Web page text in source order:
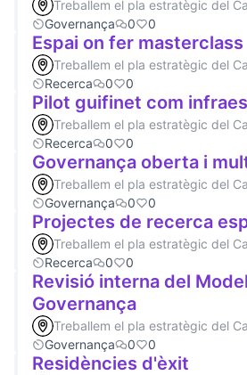
Treballem el pla estratègic del
Governança
0 0
Espai on fer masterclass
Treballem el pla estratègic del
Recerca
0 0
Pilot guifinet com
Treballem el pla estratègic del
Recerca
0 0
Governança oberta i
Treballem el pla estratègic del
Governança
0 0
Projectes de recerca
Treballem el pla estratègic del
Recerca
0 0
Revisió interna del
Governança
Treballem el pla estratègic del
Governança
0 0
Residències d'èxit